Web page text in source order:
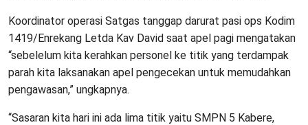
Koordinator operasi Satgas tanggap darurat pasi ops Kodim
1419/Enrekang Letda Kav David saat apel pagi mengatakan
“sebelelum kita kerahkan personel ke titik yang terdampak
parah kita laksanakan apel pengecekan untuk memudahkan
pengawasan,” ungkapnya.
“Sasaran kita hari ini ada lima titik yaitu SMPN 5 Kabere,